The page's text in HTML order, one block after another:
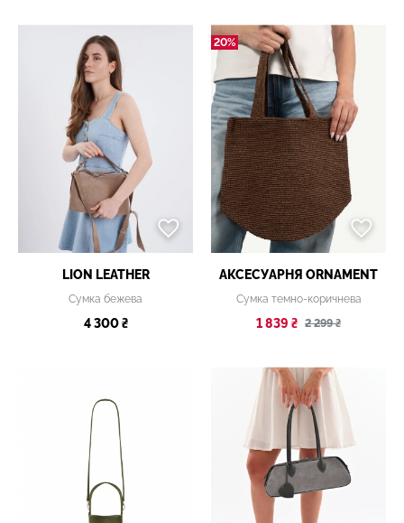
LION LEATHER
Сумка бежева
4 300 ₴
20%
АКСЕСУАРНЯ ОRNAMENT
Сумка темно-коричнева
1 839 ₴ 2 299 ₴